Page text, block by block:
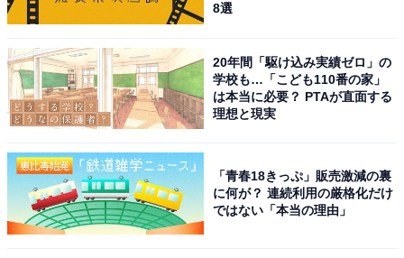
8選
20年間「駆け込み実績ゼロ」の
学校も…「こども110番の家」
は本当に必要？ PTAが直面する
理想と現実
「青春18きっぷ」販売激減の裏
に何が？ 連続利用の厳格化だけ
ではない「本当の理由」